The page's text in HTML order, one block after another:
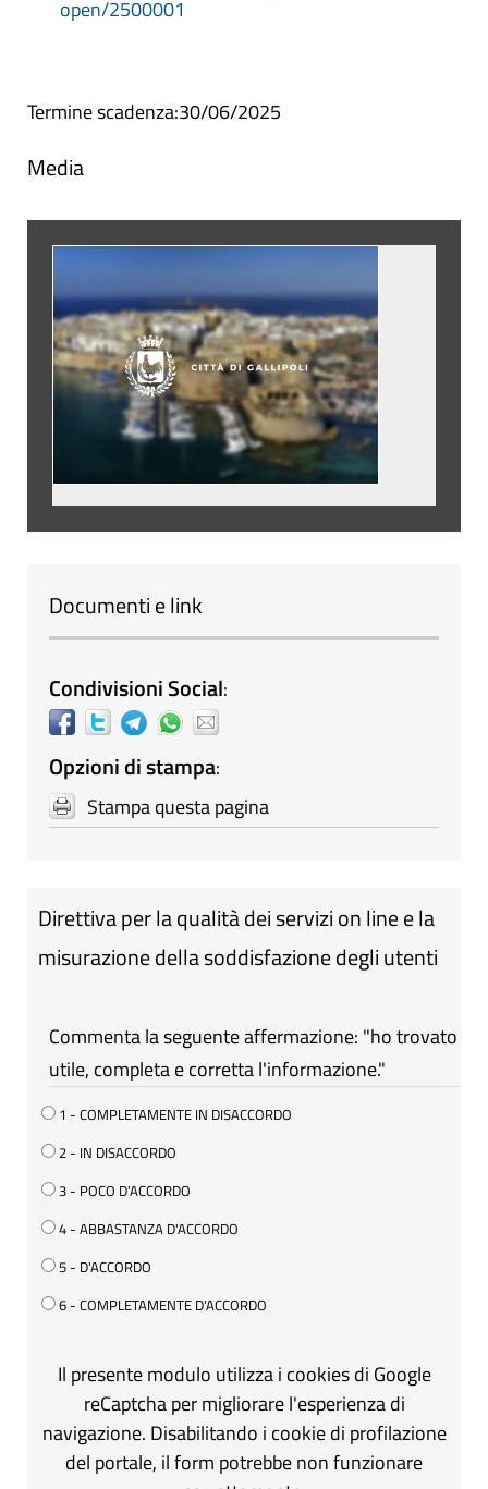
open/2500001
Termine scadenza:30/06/2025
Media
Documenti e link
Condivisioni Social:
Opzioni di stampa:
Stampa questa pagina
Direttiva per la qualità dei servizi on line e la
misurazione della soddisfazione degli utenti
Commenta la seguente affermazione: "ho trovato
utile, completa e corretta l'informazione."
1 - COMPLETAMENTE IN DISACCORDO
2 - IN DISACCORDO
3 - POCO D'ACCORDO
4 - ABBASTANZA D'ACCORDO
5 - D'ACCORDO
6 - COMPLETAMENTE D'ACCORDO
Il presente modulo utilizza i cookies di Google
reCaptcha per migliorare l'esperienza di
navigazione. Disabilitando i cookie di profilazione
del portale, il form potrebbe non funzionare